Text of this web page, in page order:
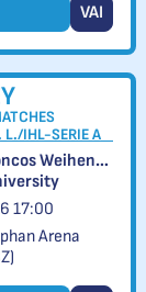
VAI
L./IHL-SERIE A
Wipptal Broncos Weihenstephan vs
17:00
Arena